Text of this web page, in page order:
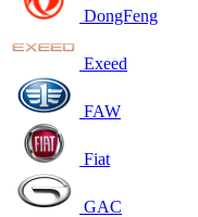
DongFeng
Exeed
FAW
Fiat
GAC